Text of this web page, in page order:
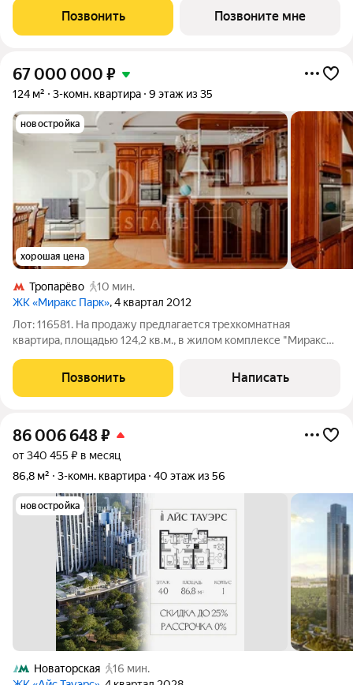
комнатная квартира 92.9 м на 21 этаже в премиальном ЖК
«Айс Тауэрс» (ЗАО Москвы,
Позвонить Позвоните мне
67 000 000 ₽
124 м² 3-комн. квартира 9 этаж из 35
новостройка
хорошая цена
Тропарёво
10 мин.
ЖК «Миракс Парк», 4 квартал 2012
Лот: 116581. На продажу предлагается трехкомнатная
квартира, площадью 124,2 кв.м., в жилом комплексе "Миракс
гардеробная, совмещенный санузел, гостевой санузел,
прихожая. Высота потолков -
Позвонить Написать
86 006 648₽
от 340 455 ₽ в месяц
86,8 м²
3-комн. квартира 40 этаж из 56
новостройка
Новаторская
16 мин.